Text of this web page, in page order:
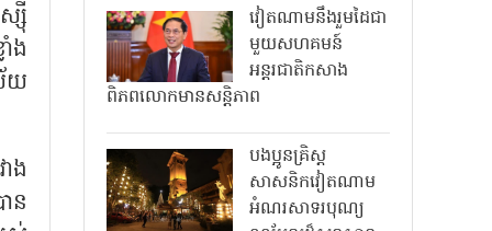
ស៊ី
ង
យ
ង
ន
វៀតណាមនឹងរួមដៃជា
មួយសហគមន៍
អន្តរជាតិកសាង
ពិភពលោកមានសន្តិភាព
បងប្អូនគ្រិស្ត
សាសនិកវៀតណាម
អំណរសាទរបុណ្យ